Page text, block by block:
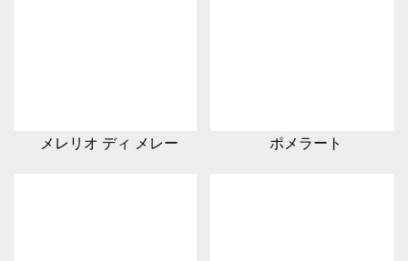
メレリオ ディ メレー ポメラート